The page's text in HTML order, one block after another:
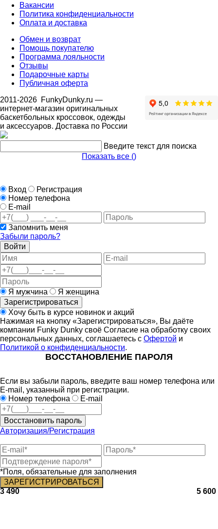
3 490 5 600
Вакансии
Политика конфиденциальности
Оплата и доставка
Обмен и возврат
Помощь покупателю
Программа лояльности
Отзывы
Подарочные карты
Публичная оферта
2011-2026 FunkyDunky.ru —
интернет-магазин оригинальных
баскетбольных кроссовок, одежды
и аксессуаров. Доставка по России
Введите текст для поиска
Показать все ()
Вход
Регистрация
Номер телефона
E-mail
Запомнить меня
Забыли пароль?
Войти
Я мужчина
Я женщина
Зарегистрироваться
Хочу быть в курсе новинок и акций
Нажимая на кнопку «Зарегистрироваться», Вы даёте
компании Funky Dunky своё Согласие на обработку своих
персональных данных, соглашаетесь с Офертой и
Политикой о конфиденциальности.
ВОССТАНОВЛЕНИЕ ПАРОЛЯ
Если вы забыли пароль, введите ваш номер телефона или
E-mail, указанный при регистрации.
Номер телефона
E-mail
Восстановить пароль
Авторизация/Регистрация
*Поля, обязательные для заполнения